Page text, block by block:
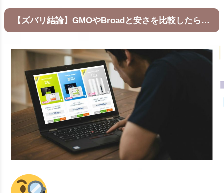
【ズバリ結論】GMOやBroadと安さを比較したら…